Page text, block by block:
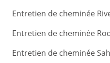
Entretien de cheminée
Entretien de cheminée
Entretien de cheminée